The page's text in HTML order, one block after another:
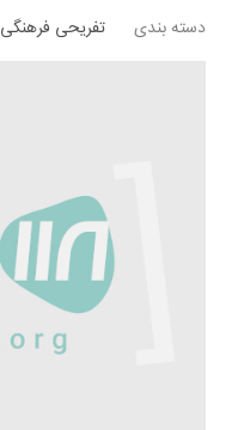
دسته بندی
تفریحی فرهنگی